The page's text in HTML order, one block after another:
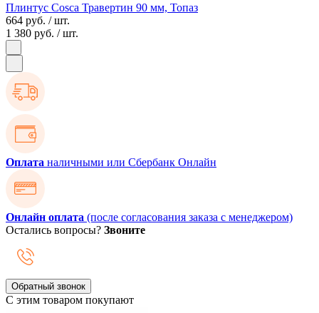
Плинтус Cosca Травертин 90 мм, Топаз
664 руб. / шт.
1 380 руб. / шт.
Оплата наличными или Сбербанк Онлайн
Онлайн оплата (после согласования заказа с менеджером)
Остались вопросы? Звоните
Обратный звонок
С этим товаром покупают